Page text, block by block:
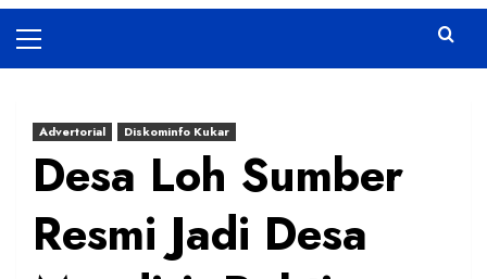
Menu
Advertorial Diskominfo Kukar
Desa Loh Sumber
Resmi Jadi Desa